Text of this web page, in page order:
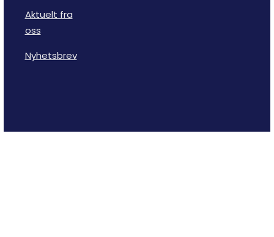
Aktuelt fra
oss
Nyhetsbrev